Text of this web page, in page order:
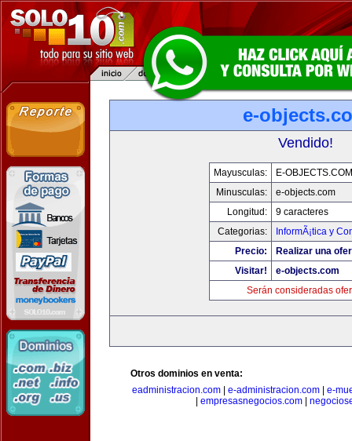
e-
Vendido!
Mayusculas:
E-OBJECTS.COM
Minusculas:
e-objects.com
Longitud:
9 caracteres
Categorias:
InformÃ¡tica y
Precio:
Realizar una
Visitar!
e-objects.com
Serán consideradas
Otros dominios en venta:
eadministracion.com| e-administracion.com| e-
empresasnegocios.com|